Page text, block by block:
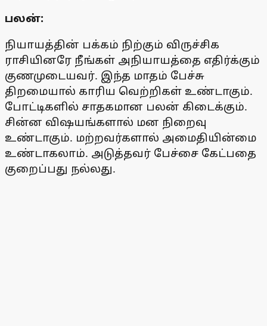
பலன்:
நியாயத்தின் பக்கம் நிற்கும் விருச்சிக
ராசியினரே நீங்கள் அநியாயத்தை எதிர்க்கும்
குணமுடையவர். இந்த மாதம் பேச்சு
திறமையால் காரிய வெற்றிகள் உண்டாகும்.
போட்டிகளில் சாதகமான பலன் கிடைக்கும்.
சின்ன விஷயங்களால் மன நிறைவு
உண்டாகும். மற்றவர்களால் அமைதியின்மை
உண்டாகலாம். அடுத்தவர் பேச்சை கேட்பதை
குறைப்பது நல்லது.